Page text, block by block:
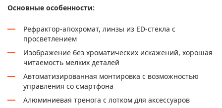
Основные особенности:
Рефрактор-апохромат, линзы из ED-стекла с
просветлением
Изображение без хроматических искажений, хорошая
читаемость мелких деталей
Автоматизированная монтировка с возможностью
управления со смартфона
Алюминиевая тренога с лотком для аксессуаров